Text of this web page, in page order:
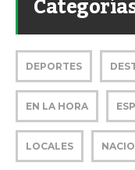
DEPORTES
EN LA HORA
LOCALES